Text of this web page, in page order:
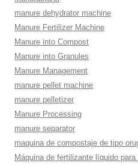
manure dehydrator machine
Manure Fertilizer Machine
Manure into Compost
Manure into Granules
Manure Management
manure pellet machine
manure pelletizer
Manure Processing
manure separator
maquina de compostaje de tipo
Máquina de fertilizante líquido para